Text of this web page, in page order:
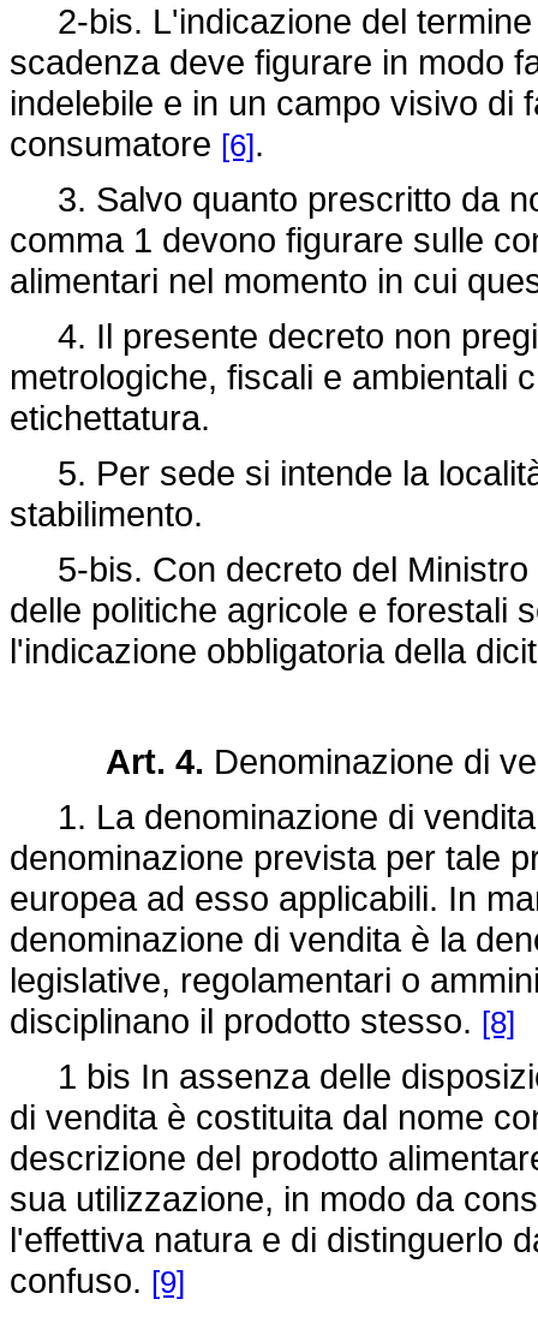
2-bis. L'indicazione del termine
scadenza deve figurare in modo
indelebile e in un campo visivo di
consumatore [6].
3. Salvo quanto prescritto da
comma 1 devono figurare sulle
alimentari nel momento in cui
4. Il presente decreto non
metrologiche, fiscali e ambientali
etichettatura.
5. Per sede si intende la
stabilimento.
5-bis. Con decreto del Ministro
delle politiche agricole e forestali
l'indicazione obbligatoria della
Art. 4. Denominazione di
1. La denominazione di
denominazione prevista per tale
europea ad esso applicabili. In
denominazione di vendita è la
legislative, regolamentari o
disciplinano il prodotto stesso. [8]
1 bis In assenza delle
di vendita è costituita dal nome
descrizione del prodotto
sua utilizzazione, in modo da
l'effettiva natura e di distinguerlo
confuso. [9]